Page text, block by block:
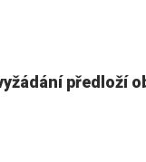
předloží